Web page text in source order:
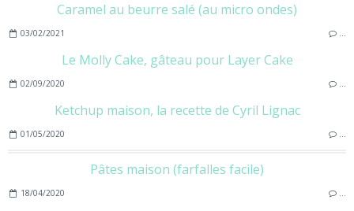
Caramel au beurre salé (au micro ondes)
03/02/2021 …
Le Molly Cake, gâteau pour Layer Cake
02/09/2020 …
Ketchup maison, la recette de Cyril Lignac
01/05/2020 …
Pâtes maison (farfalles facile)
18/04/2020 …